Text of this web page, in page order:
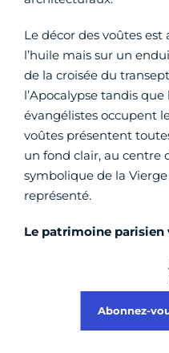
Le décor des voûtes est
l’huile mais sur un
de la croisée du
l’Apocalypse tandis
évangélistes occupent
voûtes présentent
un fond clair, au
symbolique de la Vierge
représenté.
Le patrimoine parisien
Abonnez-